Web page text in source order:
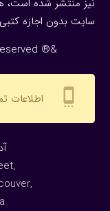
سایت بدون اجازه
®&
settings_cell اطلاعات